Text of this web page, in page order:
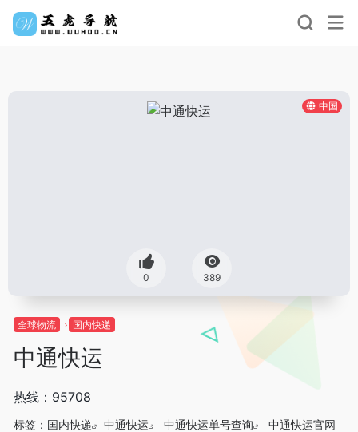
中国
0 389
全球物流 国内快递
中通快运
热线：95708
标签： 国内快递 中通快运 中通快运单号查询
中通快运官网